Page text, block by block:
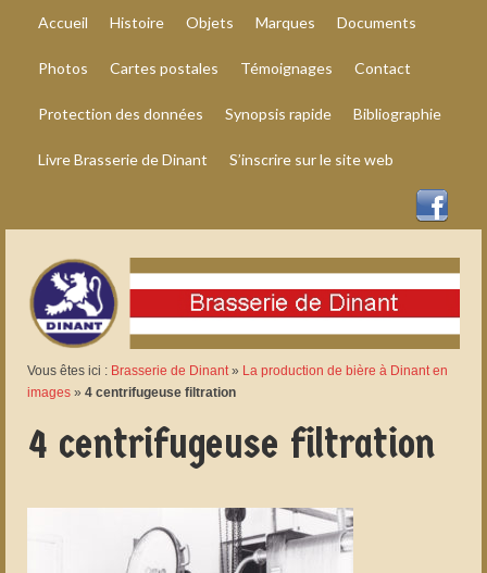
Accueil Histoire Objets Marques Documents
Photos Cartes postales Témoignages Contact
Protection des données Synopsis rapide Bibliographie
Livre Brasserie de Dinant S’inscrire sur le site web
Vous êtes ici : Brasserie de Dinant» La production de bière à Dinant en
images » 4 centrifugeuse filtration
4 centrifugeuse filtration